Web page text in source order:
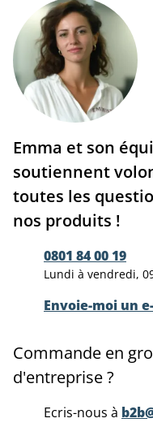
Emma et son
soutiennent
toutes les
nos produits !
0801 84 00 19
Lundi à vendredi,
Envoie-moi un
Commande en
d'entreprise ?
Ecris-nous à